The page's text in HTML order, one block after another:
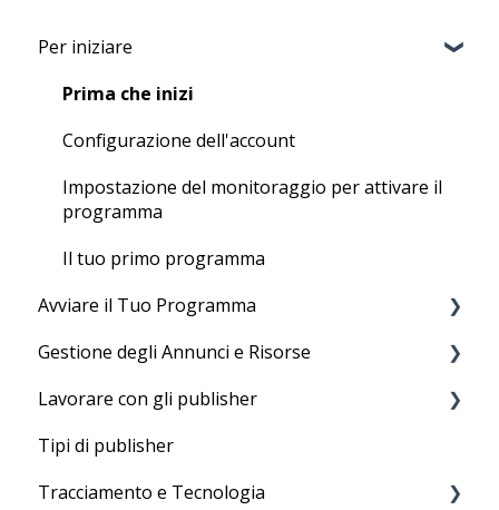
Per iniziare
Prima che inizi
Configurazione dell'account
Impostazione del monitoraggio per attivare il
programma
Il tuo primo programma
Avviare il Tuo Programma
Esecuzione del programma
Gestione degli Annunci e Risorse
Feed di prodotti
Link di testo
Annunci con immagini
Lavorare con gli publisher
Network di Tradedoubler
Reclutamento degli affiliati
Tipi di publisher
Tracciamento e Tecnologia